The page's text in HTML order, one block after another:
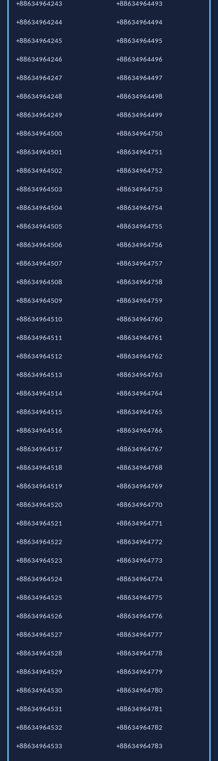
+88634964243
+88634964244
+88634964245
+88634964246
+88634964247
+88634964248
+88634964249
+88634964493
+88634964494
+88634964495
+88634964496
+88634964497
+88634964498
+88634964499
+88634964500
+88634964501
+88634964502
+88634964503
+88634964504
+88634964505
+88634964506
+88634964507
+88634964508
+88634964509
+88634964510
+88634964511
+88634964512
+88634964513
+88634964514
+88634964515
+88634964516
+88634964517
+88634964518
+88634964519
+88634964520
+88634964521
+88634964522
+88634964523
+88634964524
+88634964525
+88634964526
+88634964527
+88634964528
+88634964529
+88634964530
+88634964531
+88634964532
+88634964533
+88634964750
+88634964751
+88634964752
+88634964753
+88634964754
+88634964755
+88634964756
+88634964757
+88634964758
+88634964759
+88634964760
+88634964761
+88634964762
+88634964763
+88634964764
+88634964765
+88634964766
+88634964767
+88634964768
+88634964769
+88634964770
+88634964771
+88634964772
+88634964773
+88634964774
+88634964775
+88634964776
+88634964777
+88634964778
+88634964779
+88634964780
+88634964781
+88634964782
+88634964783